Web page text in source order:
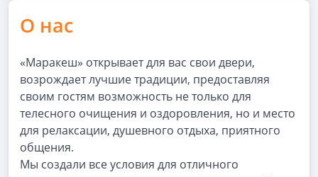
О нас
«Маракеш» открывает для вас свои двери,
возрождает лучшие традиции, предоставляя
своим гостям возможность не только для
телесного очищения и оздоровления, но и место
для релаксации, душевного отдыха, приятного
общения.
Мы создали все условия для отличного